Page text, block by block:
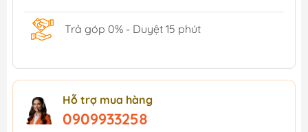
Trả góp 0% - Duyệt 15 phút
Hỗ trợ mua hàng
0909933258